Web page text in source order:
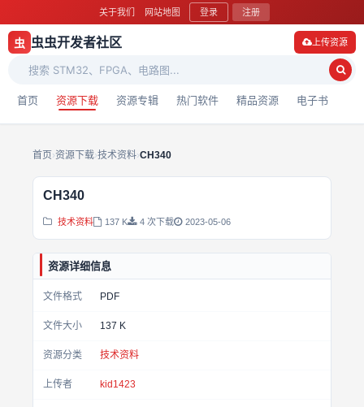
关于我们 网站地图 登录 注册
虫 虫虫开发者社区
首页 资源下载 资源专辑 热门软件 精品资源 电子书
上传资源
首页›资源下载›技术资料›CH340
CH340
技术资料 137 K 4 次下载 2023-05-06
资源详细信息
文件格式 PDF
文件大小 137 K
资源分类 技术资料
上传者 kid1423